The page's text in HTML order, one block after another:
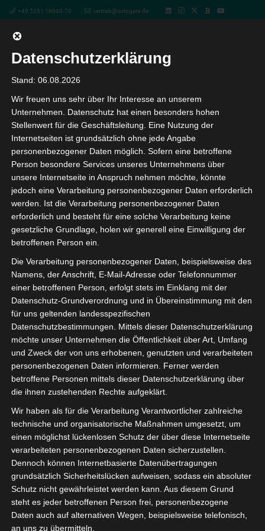
+49 5251 18040-70 vertrieb@octogate.de
Vertrieb von OctoGate IT-
Businesslösung – Das Webinar für
Fachhändler
17. September 13:00-14:00
Onboarding für neue Fachhändler – In diesem
Webinar bespricht und diskutiert der OctoGate
Vertrieb mit den Teilnehmern
Technologien, Konditionen und unsere
Philosophie. Sichern Sie sich attraktive
Konditionen im Firewall- und WLAN-Umfeld in den
Büro´s.
Den Link zu unserem Online-Webinar erhalten Sie
mit Ihrer Anmeldebestätigung.
Hier geht es zurAnmeldung.
Den Link zu unserem Online-Webinar erhalten Sie
mit Ihrer Anmeldebestätigung.
Zum Kalender hinzufügen
VERANSTALTER
Datenschutzerklärung
Stand: 06.08.2026
Wir freuen uns sehr über Ihr Interesse an unserem
Unternehmen. Datenschutz hat einen besonders hohen
Stellenwert für die Geschäftsleitung. Eine Nutzung der
Internetseiten ist grundsätzlich ohne jede Angabe
personenbezogener Daten möglich. Sofern eine betroffene
Person besondere Services unseres Unternehmens über
unsere Internetseite in Anspruch nehmen möchte, könnte
jedoch eine Verarbeitung personenbezogener Daten erforderlich
werden. Ist die Verarbeitung personenbezogener Daten
erforderlich und besteht für eine solche Verarbeitung keine
gesetzliche Grundlage, holen wir generell eine Einwilligung der
betroffenen Person ein.
Die Verarbeitung personenbezogener Daten, beispielsweise des
Namens, der Anschrift, E-Mail-Adresse oder Telefonnummer
einer betroffenen Person, erfolgt stets im Einklang mit der
Datenschutz-Grundverordnung und in Übereinstimmung mit den
für uns geltenden landesspezifischen
Datenschutzbestimmungen. Mittels dieser Datenschutzerklärung
möchte unser Unternehmen die Öffentlichkeit über Art, Umfang
und Zweck der von uns erhobenen, genutzten und verarbeiteten
personenbezogenen Daten informieren. Ferner werden
betroffene Personen mittels dieser Datenschutzerklärung über
die ihnen zustehenden Rechte aufgeklärt.
Wir haben als für die Verarbeitung Verantwortlicher zahlreiche
technische und organisatorische Maßnahmen umgesetzt, um
einen möglichst lückenlosen Schutz der über diese Internetseite
verarbeiteten personenbezogenen Daten sicherzustellen.
Dennoch können Internetbasierte Datenübertragungen
grundsätzlich Sicherheitslücken aufweisen, sodass ein absoluter
Schutz nicht gewährleistet werden kann. Aus diesem Grund
steht es jeder betroffenen Person frei, personenbezogene
Daten auch auf alternativen Wegen, beispielsweise telefonisch,
an uns zu übermitteln.